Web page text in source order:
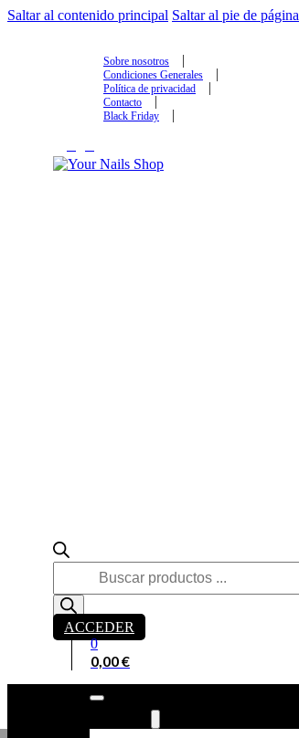
Saltar al contenido principal Saltar al pie de página
Sobre nosotros
Condiciones Generales
Política de privacidad
Contacto
Black Friday
Búsqueda
productos
ACCEDER
0
0,00€